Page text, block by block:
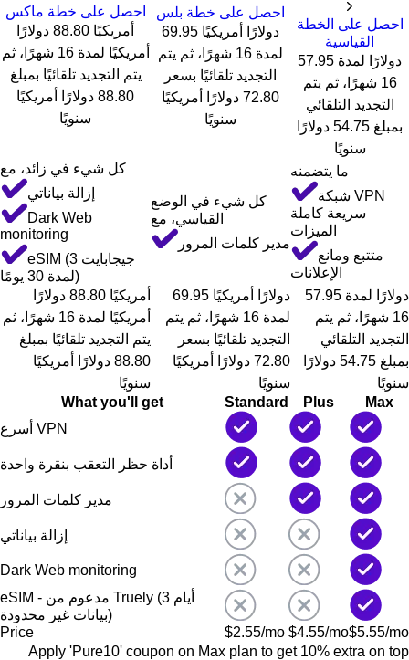
احصل على خطة ماكس
أمريكيًا 88.80 دولارًا
أمريكيًا لمدة 16 شهرًا، ثم
يتم التجديد تلقائيًا بمبلغ
88.80 دولارًا أمريكيًا
سنويًا
احصل على خطة بلس
69.95 دولارًا أمريكيًا
لمدة 16 شهرًا، ثم يتم
التجديد تلقائيًا بسعر
72.80 دولارًا أمريكيًا
سنويًا
احصل على الخطة
القياسية
57.95 دولارًا لمدة
16 شهرًا، ثم يتم
التجديد التلقائي
بمبلغ 54.75 دولارًا
سنويًا
كل شيء في زائد، مع
إزالة بياناتي
Dark Web
monitoring
eSIM (3 جيجابايت
لمدة 30 يومًا)
كل شيء في الوضع
القياسي، مع
مدير كلمات المرور
ما يتضمنه
شبكة VPN
سريعة كاملة
الميزات
متتبع ومانع
الإعلانات
أمريكيًا 88.80 دولارًا
أمريكيًا لمدة 16 شهرًا، ثم
يتم التجديد تلقائيًا بمبلغ
88.80 دولارًا أمريكيًا
سنويًا
69.95 دولارًا أمريكيًا
لمدة 16 شهرًا، ثم يتم
التجديد تلقائيًا بسعر
72.80 دولارًا أمريكيًا
سنويًا
57.95 دولارًا لمدة
16 شهرًا، ثم يتم
التجديد التلقائي
بمبلغ 54.75 دولارًا
سنويًا
What you'll get
Standard Plus
Max
أسرع VPN
أداة حظر التعقب بنقرة واحدة
مدير كلمات المرور
إزالة بياناتي
Dark Web monitoring
eSIM - مدعوم من Truely (3 أيام
بيانات غير محدودة)
Price
$2.55/mo $4.55/mo$5.55/mo
Apply 'Pure10' coupon on Max plan to get 10% extra on top